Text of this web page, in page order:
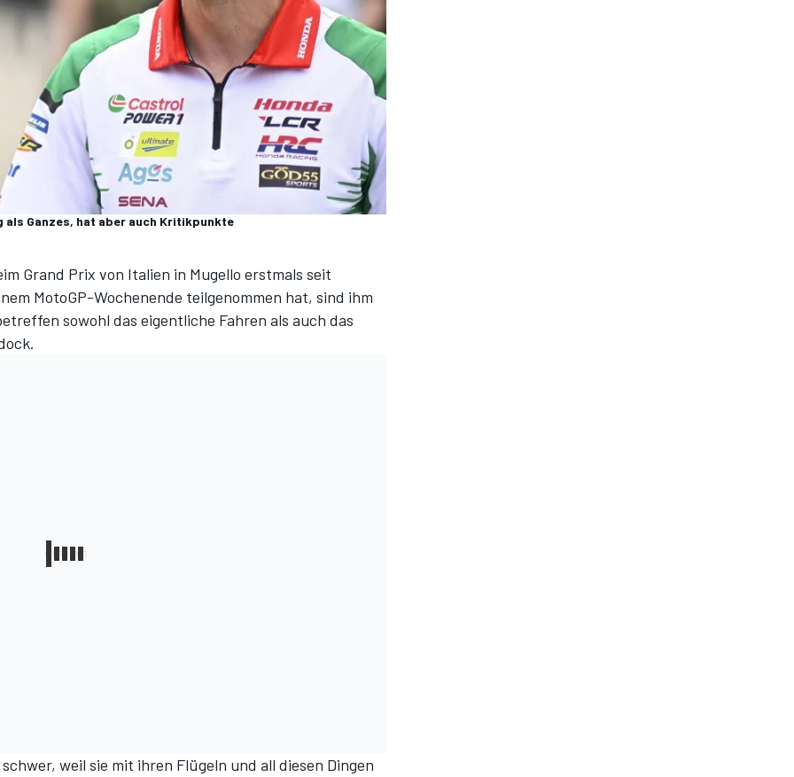
Ganzes, hat aber auch Kritikpunkte
Grand Prix von Italien in Mugello erstmals seit
MotoGP-Wochenende teilgenommen hat, sind ihm
sowohl das eigentliche Fahren als auch das
weil sie mit ihren Flügeln und all diesen Dingen